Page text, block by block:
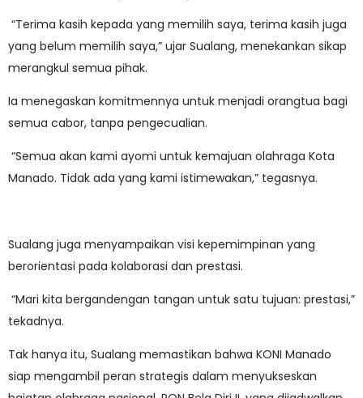
“Terima kasih kepada yang memilih saya, terima kasih juga
yang belum memilih saya,” ujar Sualang, menekankan sikap
merangkul semua pihak.
Ia menegaskan komitmennya untuk menjadi orangtua bagi
semua cabor, tanpa pengecualian.
“Semua akan kami ayomi untuk kemajuan olahraga Kota
Manado. Tidak ada yang kami istimewakan,” tegasnya.
Sualang juga menyampaikan visi kepemimpinan yang
berorientasi pada kolaborasi dan prestasi.
“Mari kita bergandengan tangan untuk satu tujuan: prestasi,”
tekadnya.
Tak hanya itu, Sualang memastikan bahwa KONI Manado
siap mengambil peran strategis dalam menyukseskan